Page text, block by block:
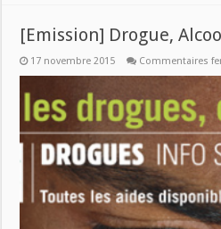
[Emission] Drogue,
17 novembre 2015 Commentaires